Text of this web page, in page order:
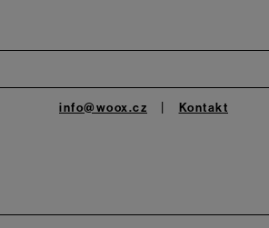
info@woox.cz Kontakt